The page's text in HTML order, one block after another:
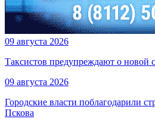
09 августа 2026
Таксистов предупреждают о новой
09 августа 2026
Городские власти поблагодарили
Пскова